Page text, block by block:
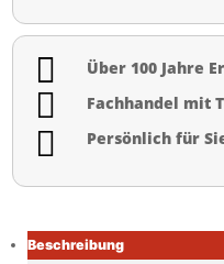
 Über 100 Jahre
 Fachhandel mit
 Persönlich für
Beschreibung